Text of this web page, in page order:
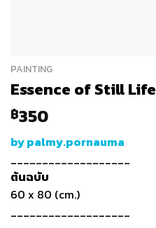
PAINTING
Essence of Still Life
฿350
by palmy.pornauma
___________________
ต้นฉบับ
60 x 80 (cm.)
___________________